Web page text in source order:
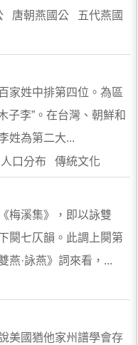
唐朝燕國公 五代燕國
家姓中排第四位。為區
子李”。在台灣、朝鮮和
姓為第二大...
口分布 傳統文化
梅溪集》，即以詠雙
闋七仄韻。此調上闋第
燕·詠燕》詞來看，...
美國猶他家州譜學會存